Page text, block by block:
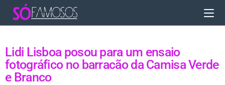
Lidi Lisboa posou para um ensaio
fotográfico no barracão da Camisa Verde
e Branco